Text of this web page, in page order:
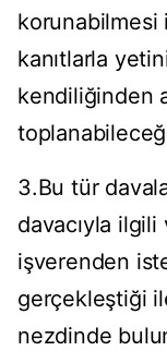
korunabilmesi
kanıtlarla
kendiliğinden
toplanabileceği
3.Bu tür
davacıyla
işverenden
gerçekleştiği
nezdinde